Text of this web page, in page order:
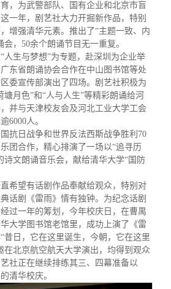
，为武警部队、国有企业和北京市盲
一年，剧艺社大力开掘新作品，特别
增强清华元素。推出了“主题一致、内
， 50余个朗诵节目无一重复。
人生与梦想”为专题，赴深圳为企业举
东省朗诵协会合作在中山图书馆等处
委宣传部演出了四场。剧艺社积极为
月色”和“人与人生”等精彩朗诵给河
并与天津校友会及河北工业大学工会
6000人。
抗日战争和世界反法西斯战争胜利 70
团合作，精心排演了一场以“追寻历
诗文朗诵音乐会，献给清华大学“国防
希望有话剧作品奉献给观众，特别对
话剧《雷雨》情有独钟。为纪念话剧
过一年的筹划，今年校庆日，在曹禺
大学图书馆老馆里，成功上演了《雷
昔日，它在这里诞生，今朝，它在这里
在北京航空航天大学演出，均得到观众
社正在继续排练其三、四幕准备以
清华校庆。